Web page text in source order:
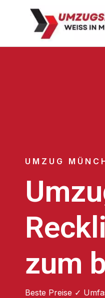
UMZUG
zum
Beste Preise ✓